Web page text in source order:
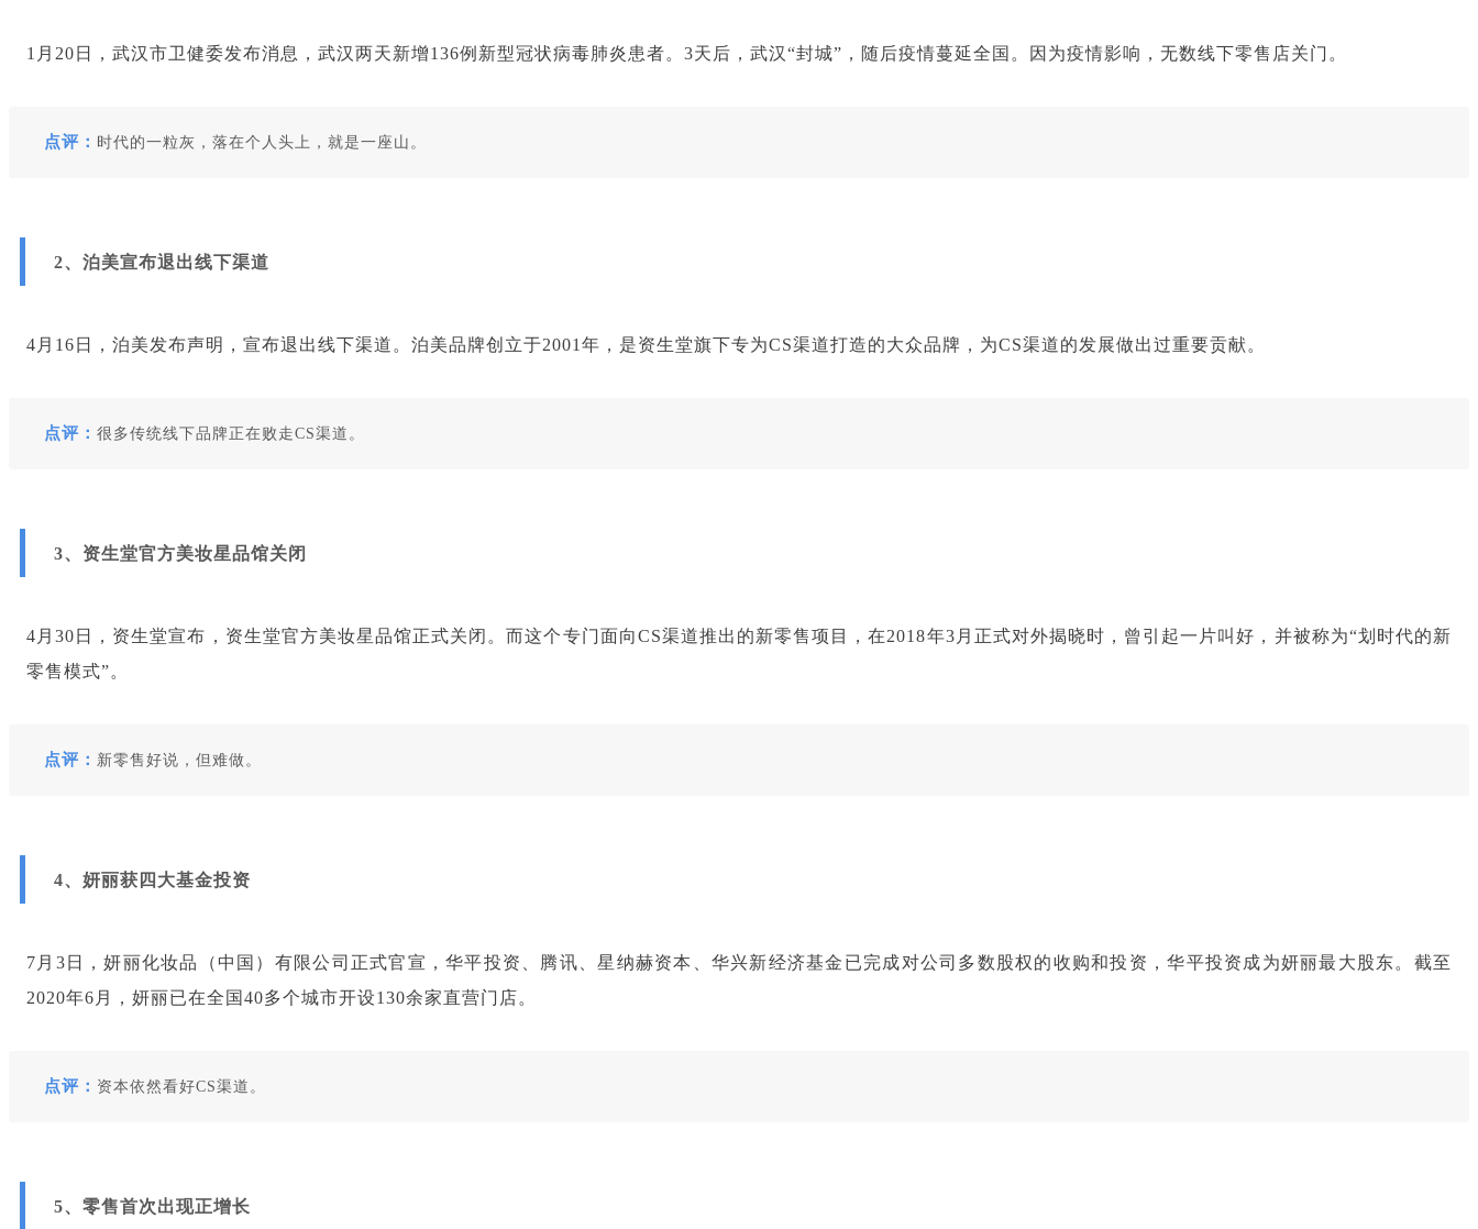
1月20日，武汉市卫健委发布消息，武汉两天新增136例新型冠状病毒肺炎患者。3天后，武汉“封城”，随后疫情蔓延全国。因为疫情影响，无数线下零售店关门。
点评： 时代的一粒灰，落在个人头上，就是一座山。
2、泊美宣布退出线下渠道
4月16日，泊美发布声明，宣布退出线下渠道。泊美品牌创立于2001年，是资生堂旗下专为CS渠道打造的大众品牌，为CS渠道的发展做出过重要贡献。
点评： 很多传统线下品牌正在败走CS渠道。
3、资生堂官方美妆星品馆关闭
4月30日，资生堂宣布，资生堂官方美妆星品馆正式关闭。而这个专门面向CS渠道推出的新零售项目，在2018年3月正式对外揭晓时，曾引起一片叫好，并被称为“划时代的新
零售模式”。
点评： 新零售好说，但难做。
4、妍丽获四大基金投资
7月3日，妍丽化妆品（中国）有限公司正式官宣，华平投资、腾讯、星纳赫资本、华兴新经济基金已完成对公司多数股权的收购和投资，华平投资成为妍丽最大股东。截至
2020年6月，妍丽已在全国40多个城市开设130余家直营门店。
点评： 资本依然看好CS渠道。
5、零售首次出现正增长